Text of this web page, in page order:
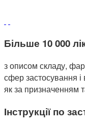
Більше 10 000
з описом складу,
сфер застосування і
як за призначенням
Інструкції по